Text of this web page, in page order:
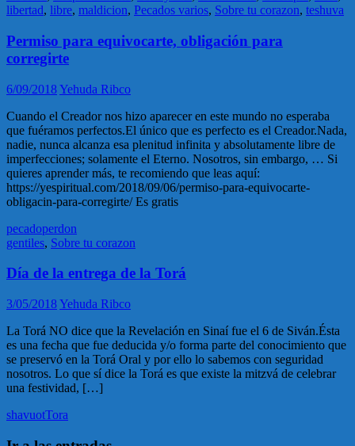
libertad, libre, maldicion, Pecados varios, Sobre tu corazon, teshuva
Permiso para equivocarte, obligación para
corregirte
6/09/2018Yehuda Ribco
Cuando el Creador nos hizo aparecer en este mundo no esperaba
que fuéramos perfectos.El único que es perfecto es el Creador.Nada,
nadie, nunca alcanza esa plenitud infinita y absolutamente libre de
imperfecciones; solamente el Eterno. Nosotros, sin embargo, … Si
quieres aprender más, te recomiendo que leas aquí:
https://yespiritual.com/2018/09/06/permiso-para-equivocarte-
obligacin-para-corregirte/ Es gratis
pecadoperdon
gentiles, Sobre tu corazon
Día de la entrega de la Torá
3/05/2018Yehuda Ribco
La Torá NO dice que la Revelación en Sinaí fue el 6 de Siván.Ésta
es una fecha que fue deducida y/o forma parte del conocimiento que
se preservó en la Torá Oral y por ello lo sabemos con seguridad
nosotros. Lo que sí dice la Torá es que existe la mitzvá de celebrar
una festividad, […]
shavuotTora